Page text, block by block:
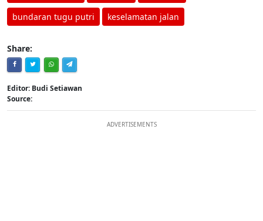
bundaran tugu putri keselamatan jalan
Share:
Editor: Budi Setiawan
Source:
ADVERTISEMENTS